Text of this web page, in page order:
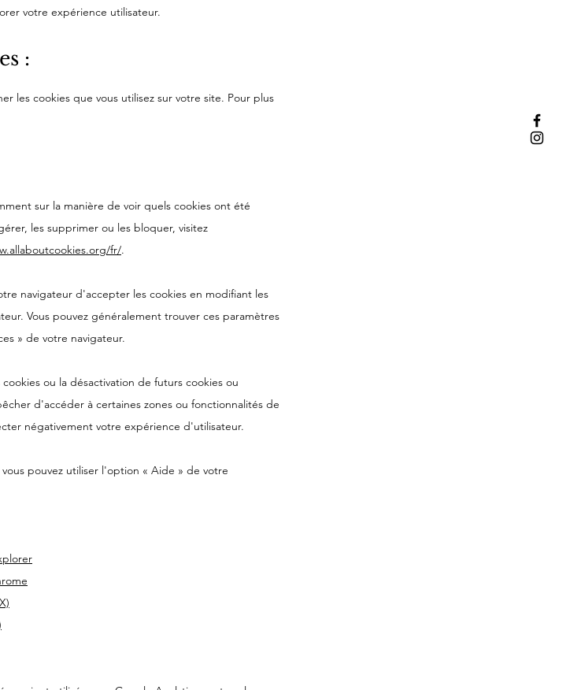
votre expérience utilisateur.
:
les cookies que vous utilisez sur votre site. Pour plus
sur la manière de voir quels cookies ont été
les supprimer ou les bloquer, visitez
fr/.
navigateur d'accepter les cookies en modifiant les
Vous pouvez généralement trouver ces paramètres
» de votre navigateur.
ou la désactivation de futurs cookies ou
d'accéder à certaines zones ou fonctionnalités de
négativement votre expérience d'utilisateur.
pouvez utiliser l'option « Aide » de votre